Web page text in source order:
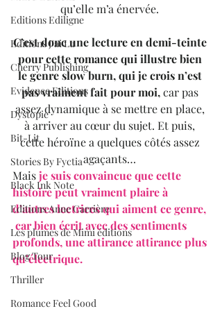
Editions Ediligne
Editions J'ai Lu
Cherry Publishing
Evidence Editions
Dystopie
Bit-Lit
Stories By Fyctia
Black Ink Note
Editions Anne Carrière
Les plumes de Mimi éditions
Blog Tour
Thriller
Romance Feel Good
qu’elle m’a énervée.
C’est donc une lecture en demi-teinte
pour cette romance qui illustre bien
le genre slow burn, qui je crois n’est
pas vraiment fait pour moi, car pas
assez dynamique à se mettre en place,
à arriver au cœur du sujet. Et puis,
cette héroïne a quelques côtés assez
agaçants…
Mais je suis convaincue que cette
histoire peut vraiment plaire à
d’autres lectrices qui aiment ce genre,
car bien écrit avec des sentiments
profonds, une attirance attirance plus
qu’électrique.